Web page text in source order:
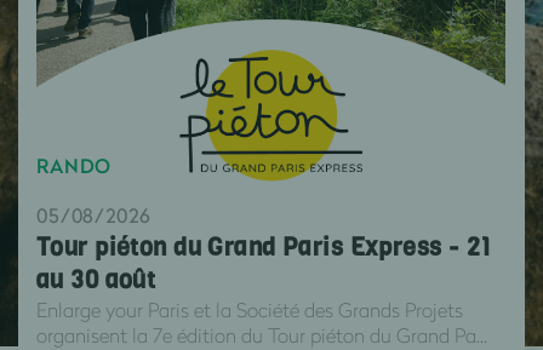
RANDO
05/08/2026
Tour piéton du Grand Paris Express - 21
au 30 août
Enlarge your Paris et la Société des Grands Projets
organisent la 7e édition du Tour piéton du Grand Pa...